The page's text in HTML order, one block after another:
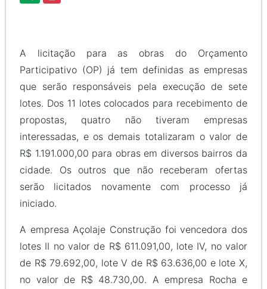
A licitação para as obras do Orçamento
Participativo (OP) já tem definidas as empresas
que serão responsáveis pela execução de sete
lotes. Dos 11 lotes colocados para recebimento de
propostas, quatro não tiveram empresas
interessadas, e os demais totalizaram o valor de
R$ 1.191.000,00 para obras em diversos bairros da
cidade. Os outros que não receberam ofertas
serão licitados novamente com processo já
iniciado.
A empresa Açolaje Construção foi vencedora dos
lotes II no valor de R$ 611.091,00, lote IV, no valor
de R$ 79.692,00, lote V de R$ 63.636,00 e lote X,
no valor de R$ 48.730,00. A empresa Rocha e